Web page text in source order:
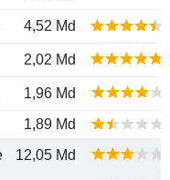
4,52 Md
2,02 Md
1,96 Md
1,89 Md
12,05 Md